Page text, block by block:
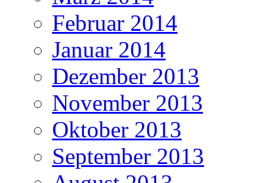
Februar 2014
Januar 2014
Dezember 2013
November 2013
Oktober 2013
September 2013